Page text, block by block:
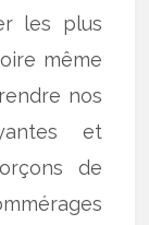
les plus
même
nos
et
de